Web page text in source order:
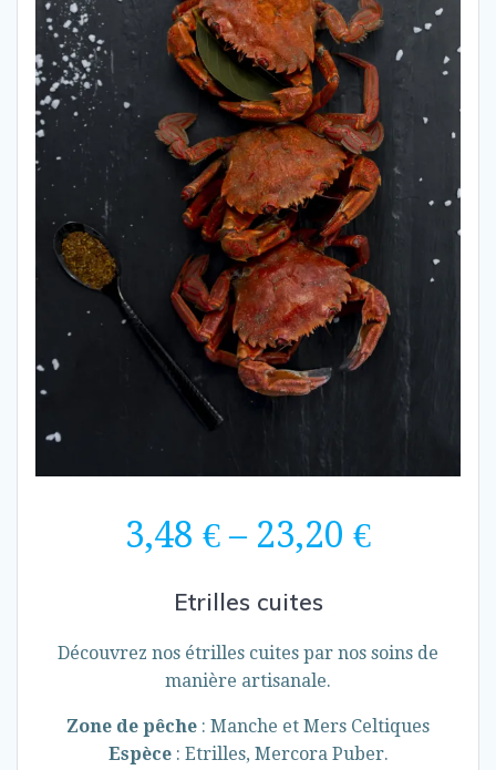
3,48 € – 23,20 €
Etrilles cuites
Découvrez nos étrilles cuites par nos soins de
manière artisanale.
Zone de pêche : Manche et Mers Celtiques
Espèce: Etrilles, Mercora Puber.